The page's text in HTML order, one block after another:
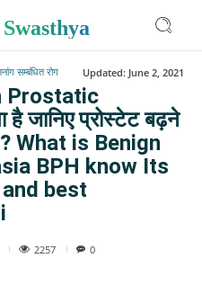
सम्बंधित रोग Updated: June 2, 2021
Prostatic
जानिए प्रोस्टेट बढ़ने
What is Benign
BPH know Its
best
2257 0